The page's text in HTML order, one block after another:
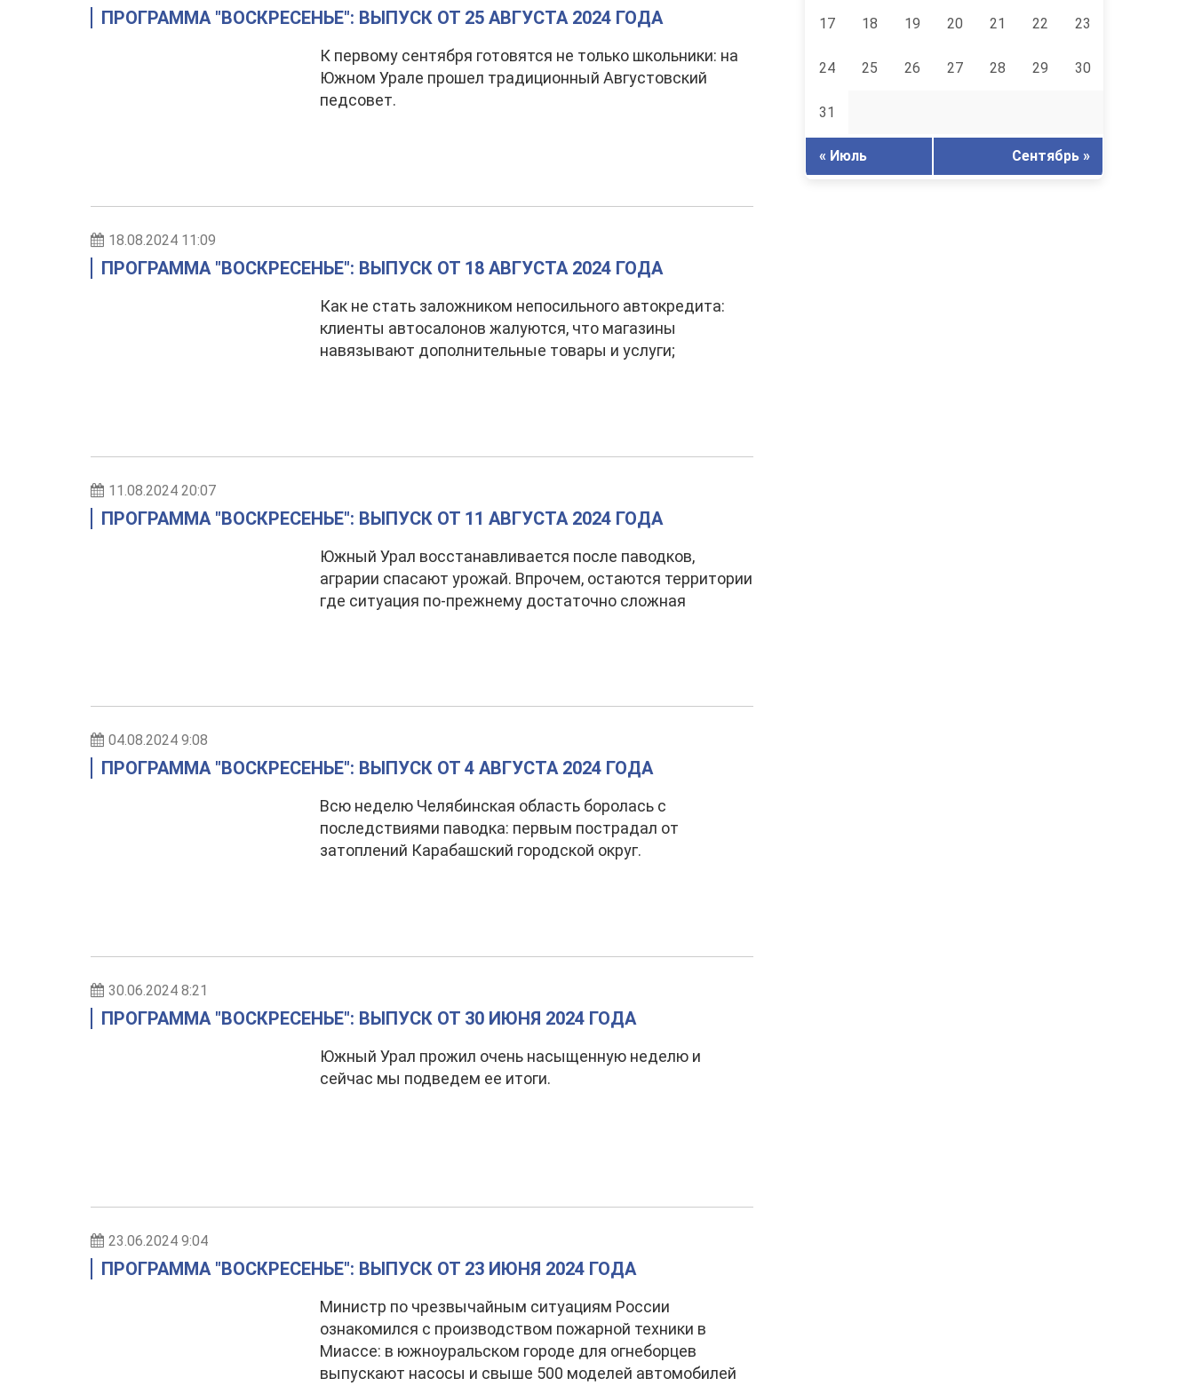
ПРОГРАММА "ВОСКРЕСЕНЬЕ": ВЫПУСК ОТ 25 АВГУСТА 2024 ГОДА
К первому сентября готовятся не только школьники: на
Южном Урале прошел традиционный Августовский
педсовет.
18.08.2024 11:09
ПРОГРАММА "ВОСКРЕСЕНЬЕ": ВЫПУСК ОТ 18 АВГУСТА 2024 ГОДА
Как не стать заложником непосильного автокредита:
клиенты автосалонов жалуются, что магазины
навязывают дополнительные товары и услуги;
11.08.2024 20:07
ПРОГРАММА "ВОСКРЕСЕНЬЕ": ВЫПУСК ОТ 11 АВГУСТА 2024 ГОДА
Южный Урал восстанавливается после паводков,
аграрии спасают урожай. Впрочем, остаются территории
где ситуация по-прежнему достаточно сложная
04.08.2024 9:08
ПРОГРАММА "ВОСКРЕСЕНЬЕ": ВЫПУСК ОТ 4 АВГУСТА 2024 ГОДА
Всю неделю Челябинская область боролась с
последствиями паводка: первым пострадал от
затоплений Карабашский городской округ.
30.06.2024 8:21
ПРОГРАММА "ВОСКРЕСЕНЬЕ": ВЫПУСК ОТ 30 ИЮНЯ 2024 ГОДА
Южный Урал прожил очень насыщенную неделю и
сейчас мы подведем ее итоги.
23.06.2024 9:04
ПРОГРАММА "ВОСКРЕСЕНЬЕ": ВЫПУСК ОТ 23 ИЮНЯ 2024 ГОДА
Министр по чрезвычайным ситуациям России
ознакомился с производством пожарной техники в
Миассе: в южноуральском городе для огнеборцев
выпускают насосы и свыше 500 моделей автомобилей
17 18 19 20 21 22 23
24 25 26 27 28 29 30
31
« Июль Сентябрь »